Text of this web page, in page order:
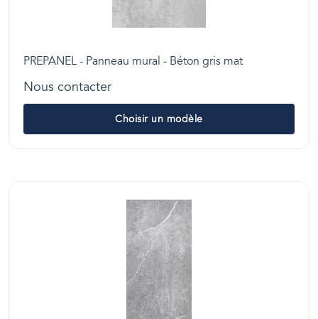
PREPANEL - Panneau mural - Béton gris mat
Nous contacter
Choisir un modèle